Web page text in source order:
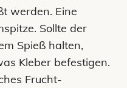
werden. Eine
Sollte der
Spieß halten,
Kleber befestigen.
Frucht-